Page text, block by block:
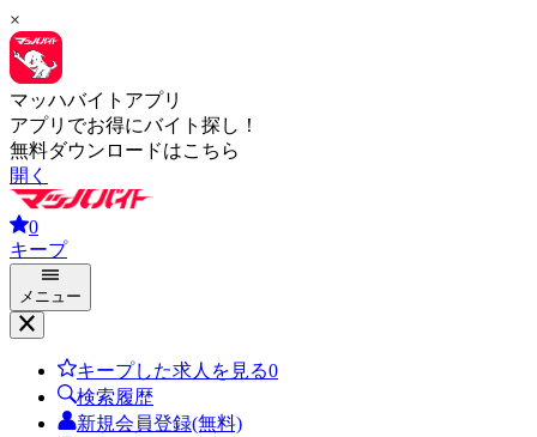
×
マッハバイトアプリ
アプリでお得にバイト探し！
無料ダウンロードはこちら
開く
0
キープ
メニュー
キープした求人を見る0
検索履歴
新規会員登録(無料)